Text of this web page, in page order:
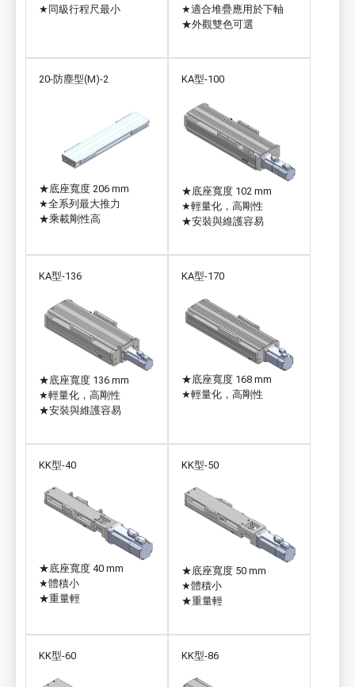
★同級行程尺最小
★適合堆疊應用於下軸
★外觀雙色可選
20-防塵型(M)-2
★底座寬度 206 mm
★全系列最大推力
★乘載剛性高
KA型-100
★底座寬度 102 mm
★輕量化，高剛性
★安裝與維護容易
KA型-136
★底座寬度 136 mm
★輕量化，高剛性
★安裝與維護容易
KA型-170
★底座寬度 168 mm
★輕量化，高剛性
KK型-40
★底座寬度 40 mm
★體積小
★重量輕
KK型-50
★底座寬度 50 mm
★體積小
★重量輕
KK型-60 KK型-86